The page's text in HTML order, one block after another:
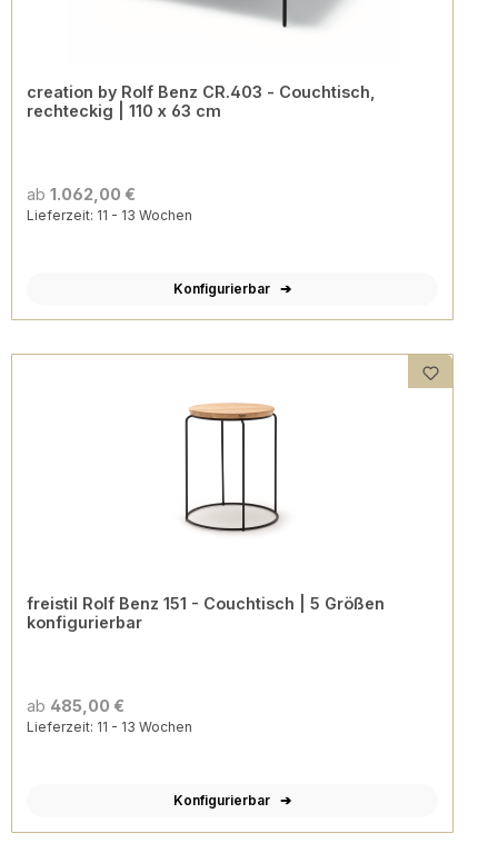
creation by Rolf Benz CR.403 - Couchtisch,
rechteckig | 110 x 63 cm
ab 1.062,00 €
Lieferzeit: 11 - 13 Wochen
Konfigurierbar
freistil Rolf Benz 151 - Couchtisch | 5 Größen
konfigurierbar
ab 485,00 €
Lieferzeit: 11 - 13 Wochen
Konfigurierbar